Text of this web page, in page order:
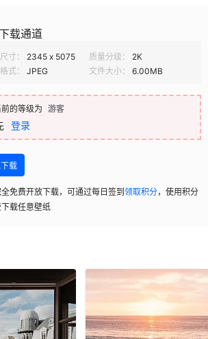
载通道
寸： 2345 x 5075 质量分级：
2K
式：
JPEG 文件大小： 6.00MB
的等级为 游客
登录
载
免费开放下载，可通过每日签到 领取积分，使用积分
载任意壁纸